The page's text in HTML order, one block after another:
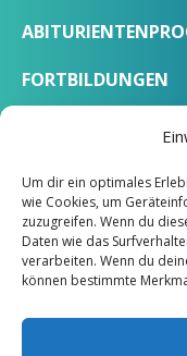
Um dir ein optimales
wie Cookies, um
zuzugreifen. Wenn du
Daten wie das
verarbeiten. Wenn du
können bestimmte
FORTBILDUNGEN
ÜBER UNS
LEITBILD
STANDORTE